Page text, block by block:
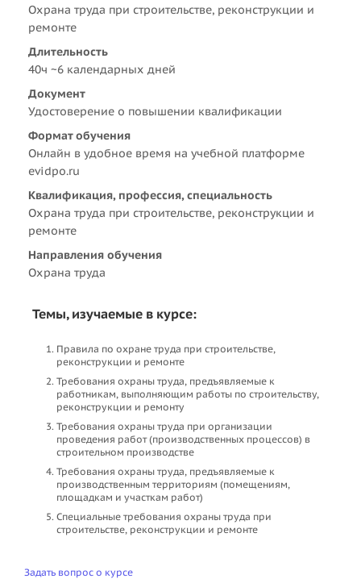
Охрана труда при строительстве, реконструкции и
ремонте
Длительность
40ч ~6 календарных дней
Документ
Удостоверение о повышении квалификации
Формат обучения
Онлайн в удобное время на учебной платформе
evidpo.ru
Квалификация, профессия, специальность
Охрана труда при строительстве, реконструкции и
ремонте
Направления обучения
Охрана труда
Темы, изучаемые в курсе:
Правила по охране труда при строительстве,
реконструкции и ремонте
Требования охраны труда, предъявляемые к
работникам, выполняющим работы по строительству,
реконструкции и ремонту
Требования охраны труда при организации
проведения работ (производственных процессов) в
строительном производстве
Требования охраны труда, предъявляемые к
производственным территориям (помещениям,
площадкам и участкам работ)
Специальные требования охраны труда при
строительстве, реконструкции и ремонте
Задать вопрос о курсе